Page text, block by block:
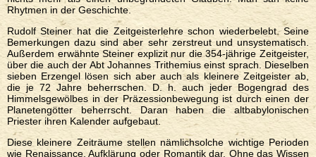
Rhytmen in der Geschichte.
Rudolf Steiner hat die Zeitgeisterlehre schon wiederbelebt. Seine
Bemerkungen dazu sind aber sehr zerstreut und unsystematisch.
Außerdem erwähnte Steiner explizit nur die 354-jährige Zeitgeister,
über die auch der Abt Johannes Trithemius einst sprach. Dieselben
sieben Erzengel lösen sich aber auch als kleinere Zeitgeister ab,
die je 72 Jahre beherrschen. D. h. auch jeder Bogengrad des
Himmelsgewölbes in der Präzessionbewegung ist durch einen der
Planetengötter beherrscht. Daran haben die altbabylonischen
Priester ihren Kalender aufgebaut.
Diese kleinere Zeiträume stellen nämlichsolche wichtige Perioden
wie Renaissance, Aufklärung oder Romantik dar. Ohne das Wissen